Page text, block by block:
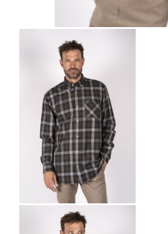
Takaisin kauppaan